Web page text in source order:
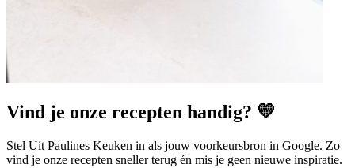
Vind je onze recepten handig? 💛
Stel Uit Paulines Keuken in als jouw voorkeursbron in Google. Zo
vind je onze recepten sneller terug én mis je geen nieuwe inspiratie.